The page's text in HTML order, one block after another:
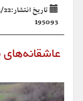
تاریخ انتشار:1402/11/22 - 23:59
195093